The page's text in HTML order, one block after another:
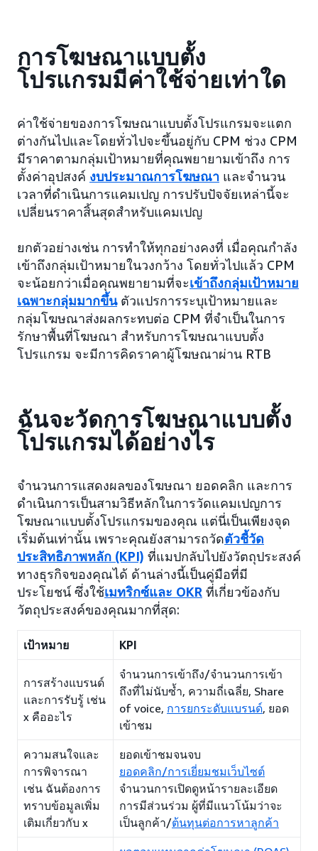
การโฆษณาแบบตั้ง
โปรแกรมมีค่าใช้จ่ายเท่าใด
ค่าใช้จ่ายของการโฆษณาแบบตั้งโปรแกรมจะแตก
ต่างกันไปและโดยทั่วไปจะขึ้นอยู่กับ CPM ช่วง CPM
มีราคาตามกลุ่มเป้าหมายที่คุณพยายามเข้าถึง การ
ตั้งค่าอุปสงค์ งบประมาณการโฆษณา และจำนวน
เวลาที่ดำเนินการแคมเปญ การปรับปัจจัยเหล่านี้จะ
เปลี่ยนราคาสิ้นสุดสำหรับแคมเปญ
ยกตัวอย่างเช่น การทำให้ทุกอย่างคงที่ เมื่อคุณกำลัง
เข้าถึงกลุ่มเป้าหมายในวงกว้าง โดยทั่วไปแล้ว CPM
จะน้อยกว่าเมื่อคุณพยายามที่จะเข้าถึงกลุ่มเป้าหมาย
เฉพาะกลุ่มมากขึ้นตัวแปรการระบุเป้าหมายและ
กลุ่มโฆษณาส่งผลกระทบต่อ CPM ที่จำเป็นในการ
รักษาพื้นที่โฆษณา สำหรับการโฆษณาแบบตั้ง
โปรแกรม จะมีการคิดราคาผู้โฆษณาผ่าน RTB
ฉันจะวัดการโฆษณาแบบตั้ง
โปรแกรมได้อย่างไร
จำนวนการแสดงผลของโฆษณา ยอดคลิก และการ
ดำเนินการเป็นสามวิธีหลักในการวัดแคมเปญการ
โฆษณาแบบตั้งโปรแกรมของคุณ แต่นี่เป็นเพียงจุด
เริ่มต้นเท่านั้น เพราะคุณยังสามารถวัดตัวชี้วัด
ประสิทธิภาพหลัก (KPI) ที่แมปกลับไปยังวัตถุประสงค์
ทางธุรกิจของคุณได้ ด้านล่างนี้เป็นคู่มือที่มี
ประโยชน์ ซึ่งใช้เมทริกซ์และ OKR ที่เกี่ยวข้องกับ
วัตถุประสงค์ของคุณมากที่สุด:
เป้าหมาย KPI
การสร้างแบรนด์
และการรับรู้ เช่น
x คืออะไร
จำนวนการเข้าถึง/จำนวนการเข้า
ถึงที่ไม่นับซ้ำ, ความถี่เฉลี่ย, Share
of voice, การยกระดับแบรนด์, ยอด
เข้าชม
ความสนใจและ
การพิจารณา
เช่น ฉันต้องการ
ทราบข้อมูลเพิ่ม
เติมเกี่ยวกับ x
ยอดเข้าชมจนจบ
ยอดคลิก/การเยี่ยมชมเว็บไซต์
จำนวนการเปิดดูหน้ารายละเอียด
การมีส่วนร่วม ผู้ที่มีแนวโน้มว่าจะ
เป็นลูกค้า/ต้นทุนต่อการหาลูกค้า